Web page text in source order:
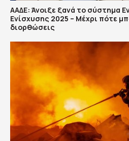
ΑΑΔΕ: Άνοιξε ξανά το σύστημα
Ενίσχυσης 2025 – Μέχρι πότε
διορθώσεις